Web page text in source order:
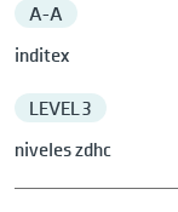
A-A
inditex
LEVEL 3
niveles zdhc